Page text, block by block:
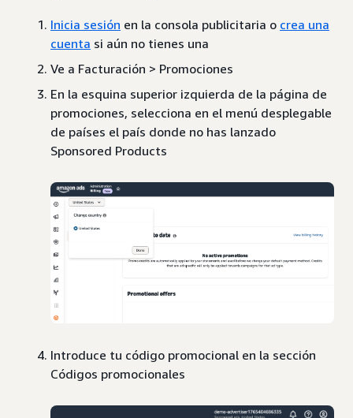
Inicia sesión en la consola publicitaria o crea una
cuenta si aún no tienes una
Ve a Facturación > Promociones
En la esquina superior izquierda de la página de
promociones, selecciona en el menú desplegable
de países el país donde no has lanzado
Sponsored Products
Introduce tu código promocional en la sección
Códigos promocionales